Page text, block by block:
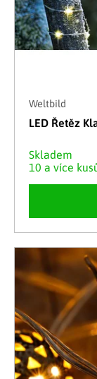
Weltbild
LED Řetěz
Skladem
10 a více